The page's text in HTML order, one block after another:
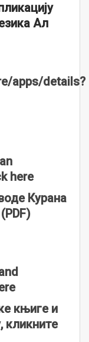
Ал
apps/details?
here
Курана
књиге и
кликните